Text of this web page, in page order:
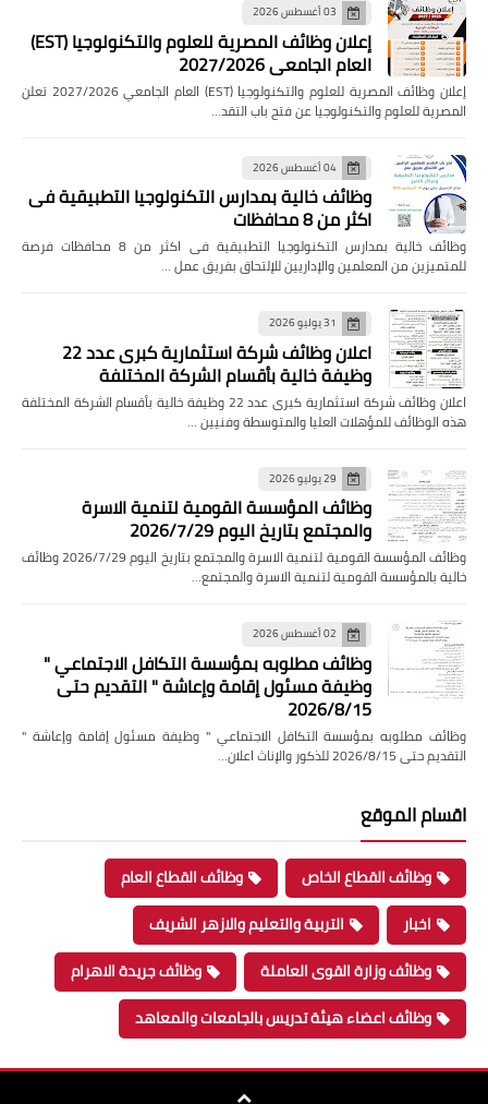
03 أغسطس 2026
إعلان وظائف المصرية للعلوم والتكنولوجيا (EST)
العام الجامعي 2027/2026
إعلان وظائف المصرية للعلوم والتكنولوجيا (EST) العام الجامعي 2027/2026 تعلن
المصرية للعلوم والتكنولوجيا عن فتح باب التقد…
04 أغسطس 2026
وظائف خالية بمدارس التكنولوجيا التطبيقية فى
اكثر من 8 محافظات
وظائف خالية بمدارس التكنولوجيا التطبيقية فى اكثر من 8 محافظات فرصة
للمتميزين من المعلمين والإداريين للإلتحاق بفريق عمل …
31 يوليو 2026
اعلان وظائف شركة استثمارية كبرى عدد 22
وظيفة خالية بأقسام الشركة المختلفة
اعلان وظائف شركة استثمارية كبرى عدد 22 وظيفة خالية بأقسام الشركة المختلفة
هذه الوظائف للمؤهلات العليا والمتوسطة وفنيين …
29 يوليو 2026
وظائف المؤسسة القومية لتنمية الاسرة
والمجتمع بتاريخ اليوم 2026/7/29
وظائف المؤسسة القومية لتنمية الاسرة والمجتمع بتاريخ اليوم 2026/7/29 وظائف
خالية بالمؤسسة القومية لتنمية الاسرة والمجتمع…
02 أغسطس 2026
وظائف مطلوبه بمؤسسة التكافل الاجتماعي "
وظيفة مسئول إقامة وإعاشة " التقديم حتى
2026/8/15
وظائف مطلوبه بمؤسسة التكافل الاجتماعي " وظيفة مسئول إقامة وإعاشة "
التقديم حتى 2026/8/15 للذكور والإناث اعلان…
اقسام الموقع
وظائف القطاع الخاص
وظائف القطاع العام
اخبار
التربية والتعليم والازهر الشريف
وظائف وزارة القوى العاملة
وظائف جريدة الاهرام
وظائف اعضاء هيئة تدريس بالجامعات والمعاهد